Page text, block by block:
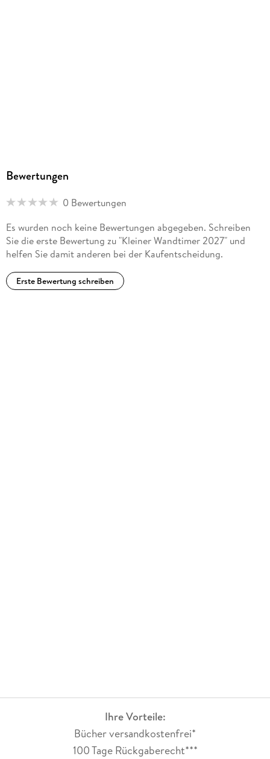
Bewertungen
0 Bewertungen
Es wurden noch keine Bewertungen abgegeben. Schreiben
Sie die erste Bewertung zu "Kleiner Wandtimer 2027" und
helfen Sie damit anderen bei der Kaufentscheidung.
Erste Bewertung schreiben
Ihre Vorteile:
Bücher versandkostenfrei*
100 Tage Rückgaberecht***